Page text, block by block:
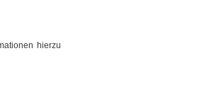
hierzu